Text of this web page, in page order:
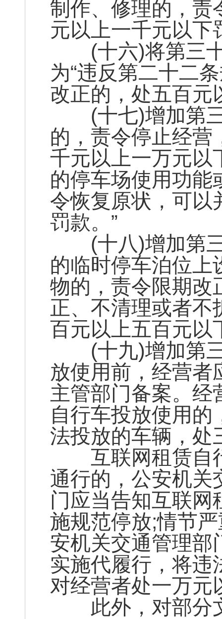
制作、修理的，责
元以上一千元以下
(十六)将第三十
为“违反第二十二
改正的，处五百元
(十七)增加第三
的，责令停止经营
千元以上一万元以
的停车场使用功能
令恢复原状，可以
罚款。”
(十八)增加第三
的临时停车泊位上
物的，责令限期改
正、不清理或者不
百元以上五百元以
(十九)增加第三
放使用前，经营者
主管部门备案。经
自行车投放使用
法投放的车辆，处
互联网租赁自
通行的，公安机关
门应当告知互联网
施规范停放;情节
安机关交通管理部
实施代履行，将违
对经营者处一万元
此外，对部分